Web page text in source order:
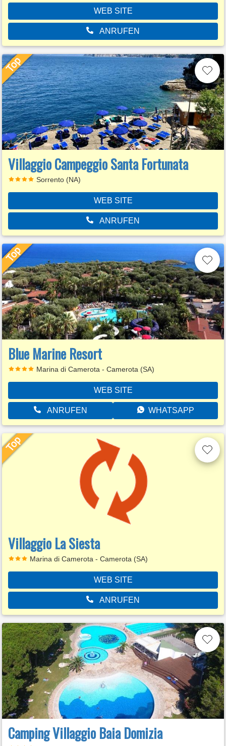
WEB SITE
ANRUFEN
Villaggio Campeggio Santa Fortunata
Sorrento (NA)
WEB SITE
ANRUFEN
Blue Marine Resort
Marina di Camerota - Camerota (SA)
WEB SITE
ANRUFEN WHATSAPP
Villaggio La Siesta
Marina di Camerota - Camerota (SA)
WEB SITE
ANRUFEN
Camping Villaggio Baia Domizia